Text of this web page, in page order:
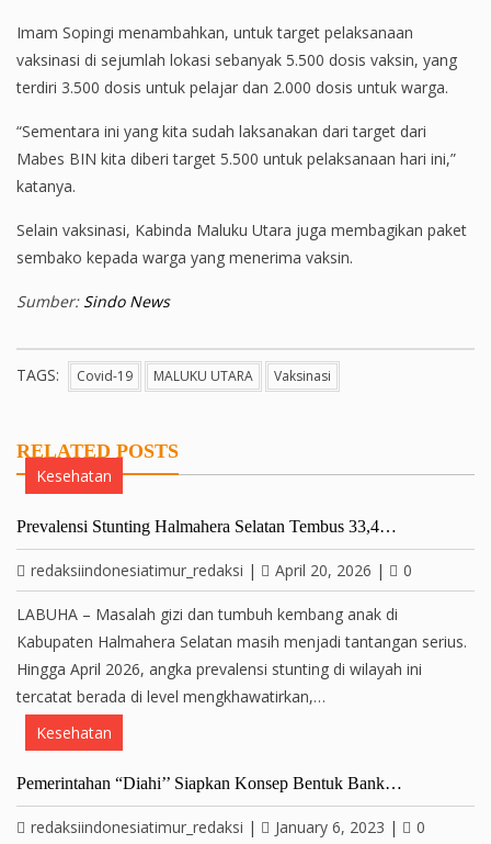
Imam Sopingi menambahkan, untuk target pelaksanaan
vaksinasi di sejumlah lokasi sebanyak 5.500 dosis vaksin, yang
terdiri 3.500 dosis untuk pelajar dan 2.000 dosis untuk warga.
“Sementara ini yang kita sudah laksanakan dari target dari
Mabes BIN kita diberi target 5.500 untuk pelaksanaan hari ini,”
katanya.
Selain vaksinasi, Kabinda Maluku Utara juga membagikan paket
sembako kepada warga yang menerima vaksin.
Sumber: Sindo News
TAGS: Covid-19 MALUKU UTARA Vaksinasi
RELATED POSTS
Kesehatan
Prevalensi Stunting Halmahera Selatan Tembus 33,4…
redaksiindonesiatimur_redaksi | April 20, 2026 | 0
LABUHA – Masalah gizi dan tumbuh kembang anak di
Kabupaten Halmahera Selatan masih menjadi tantangan serius.
Hingga April 2026, angka prevalensi stunting di wilayah ini
tercatat berada di level mengkhawatirkan,…
Kesehatan
Pemerintahan “Diahi’’ Siapkan Konsep Bentuk Bank…
redaksiindonesiatimur_redaksi | January 6, 2023 | 0